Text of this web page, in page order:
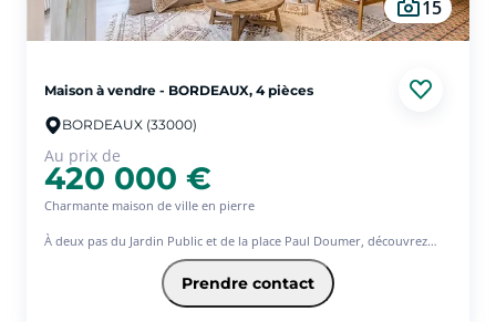
15
Maison à vendre - BORDEAUX, 4 pièces
BORDEAUX (33000)
Au prix de
420 000 €
Charmante maison de ville en pierre
À deux pas du Jardin Public et de la place Paul Doumer, découvrez
cette charmante maison de ville en pierre, alliant le cachet de l'ancien
et le confort d'un agencement fonctionnel.
Dès l'entrée, le charme opère grâce aux carreaux de ciment d'origine
Prendre contact